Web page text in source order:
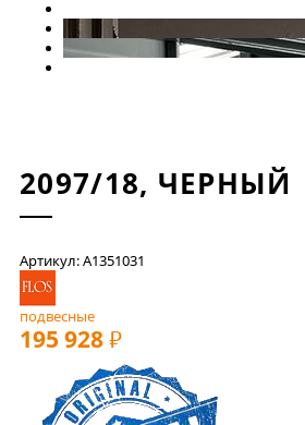
2097/18, ЧЕРНЫЙ
Артикул: A1351031
подвесные
195 928 РУБ